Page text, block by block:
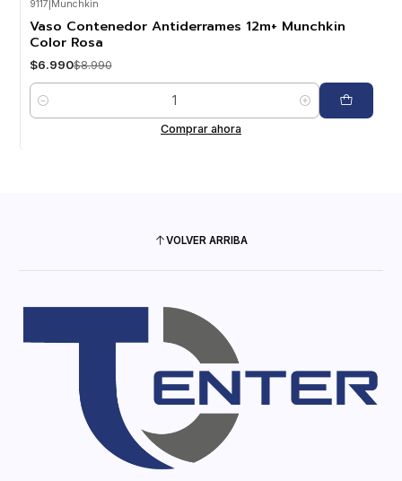
9117 Munchkin
Vaso Contenedor Antiderrames 12m+ Munchkin
Color Rosa
$6.990$8.990
Cantidad
Comprar ahora
VOLVER ARRIBA